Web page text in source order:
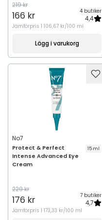
219 kr
166 kr 4 butiker
4,4
Jämförpris 1 106,67 kr/100 ml
Lägg i varukorg
No7
Protect & Perfect
Intense Advanced Eye
Cream
15 ml
229 kr
176 kr 7 butiker
4,7
Jämförpris 1 173,33 kr/100 ml